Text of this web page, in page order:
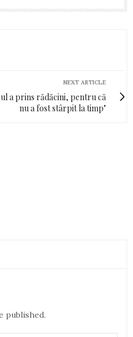
NEXT ARTICLE
a prins rădăcini, pentru că
nu a fost stârpit la timp"
published.